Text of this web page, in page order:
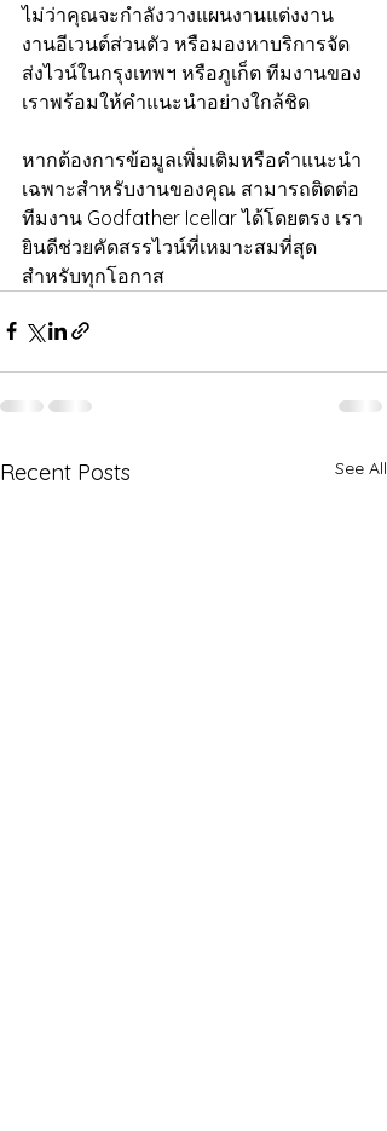
ไม่ว่าคุณจะกำลังวางแผนงานแต่งงาน
งานอีเวนต์ส่วนตัว หรือมองหาบริการจัด
ส่งไวน์ในกรุงเทพฯ หรือภูเก็ต ทีมงานของ
เราพร้อมให้คำแนะนำอย่างใกล้ชิด
หากต้องการข้อมูลเพิ่มเติมหรือคำแนะนำ
เฉพาะสำหรับงานของคุณ สามารถติดต่อ
ทีมงาน Godfather Icellar ได้โดยตรง เรา
ยินดีช่วยคัดสรรไวน์ที่เหมาะสมที่สุด
สำหรับทุกโอกาส
Recent Posts See All